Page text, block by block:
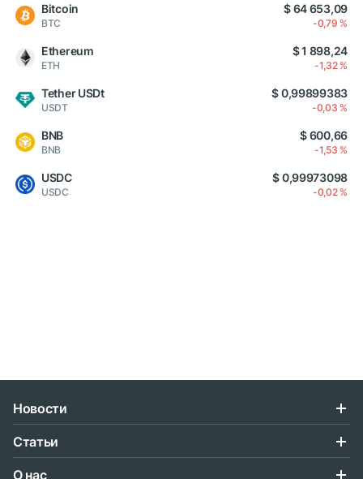
Bitcoin
BTC
$ 64 653,09
-0,79 %
Ethereum
ETH
$ 1 898,24
-1,32 %
Tether USDt
USDT
$ 0,99899383
-0,03 %
BNB
BNB
$ 600,66
-1,53 %
USDC
USDC
$ 0,99973098
-0,02 %
Новости
Статьи
О нас